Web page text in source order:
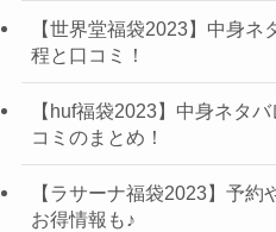
【世界堂福袋2023】中身
程と口コミ！
【huf福袋2023】中身ネタ
コミのまとめ！
【ラサーナ福袋2023】予約
お得情報も♪